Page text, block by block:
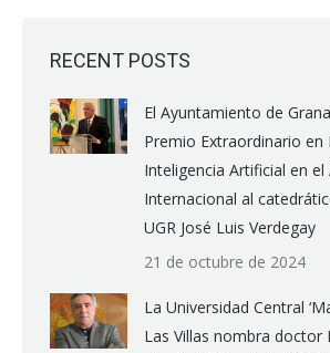
RECENT POSTS
El Ayuntamiento de
Premio Extraordinario en
Inteligencia Artificial en
Internacional al
UGR José Luis Verdegay
21 de octubre de 2024
La Universidad Central
Las Villas nombra doctor